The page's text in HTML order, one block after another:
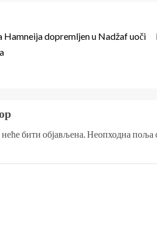
Hamneija dopremljen u Nadžaf uoči
бити објављена. Неопходна поља